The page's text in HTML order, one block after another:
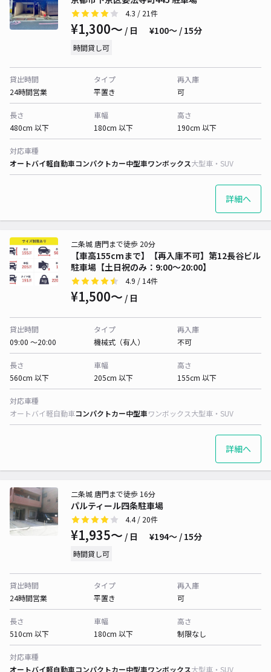
4.3 / 21件
¥1,300〜 / 日 ¥100〜 / 15分
時間貸し可
貸出時間
24時間営業
タイプ
平置き
再入庫
可
長さ
480cm 以下
車幅
180cm 以下
高さ
190cm 以下
対応車種
オートバイ軽自動車コンパクトカー中型車ワンボックス大型車・SUV
詳細へ
【車高155cmまで】【再入庫不可】第12長谷ビル
駐車場【土日祝のみ：9:00～20:00】
二条城 唐門まで徒歩 20分
4.9 / 14件
¥1,500〜 / 日
貸出時間
09:00 〜20:00
タイプ
機械式（有人）
再入庫
不可
長さ
560cm 以下
車幅
205cm 以下
高さ
155cm 以下
対応車種
オートバイ軽自動車コンパクトカー中型車ワンボックス大型車・SUV
詳細へ
パルティール四条駐車場
二条城 唐門まで徒歩 16分
4.4/ 20件
¥1,935〜 / 日 ¥194〜 / 15分
時間貸し可
貸出時間
24時間営業
タイプ
平置き
再入庫
可
長さ
510cm 以下
車幅
180cm 以下
高さ
制限なし
対応車種
オートバイ軽自動車コンパクトカー中型車ワンボックス大型車・SUV